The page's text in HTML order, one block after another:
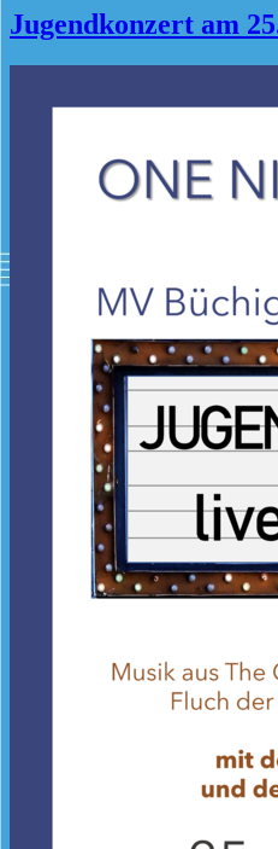
Jugendkonzert am